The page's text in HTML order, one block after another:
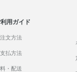
用ガイド
文方法
払方法
・配送